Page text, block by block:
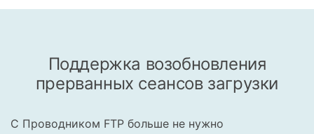
Поддержка возобновления
прерванных сеансов загрузки
С Проводником FTP больше не нужно